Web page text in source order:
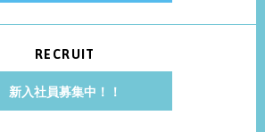
RECRUIT
新入社員募集中！！